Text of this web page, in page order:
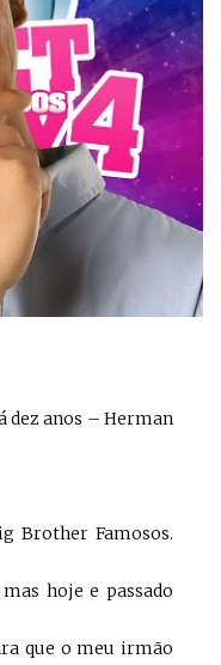
dez anos – Herman
Brother Famosos.
hoje e passado
que o meu irmão